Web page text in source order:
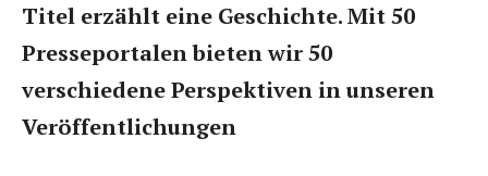
Titel erzählt eine Geschichte. Mit 50
Presseportalen bieten wir 50
verschiedene Perspektiven in unseren
Veröffentlichungen